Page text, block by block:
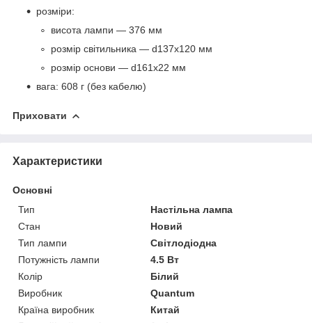
розміри:
висота лампи — 376 мм
розмір світильника — d137х120 мм
розмір основи — d161х22 мм
вага: 608 г (без кабелю)
Приховати
Характеристики
Основні
Тип
Настільна лампа
Стан
Новий
Тип лампи
Світлодіодна
Потужність лампи
4.5 Вт
Колір
Білий
Виробник
Quantum
Країна виробник
Китай